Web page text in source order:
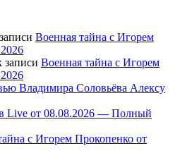
Военная тайна с Игорем
записи Военная тайна с Игорем
Владимира Соловьёва Алексу
Live от 08.08.2026 — Полный
с Игорем Прокопенко от